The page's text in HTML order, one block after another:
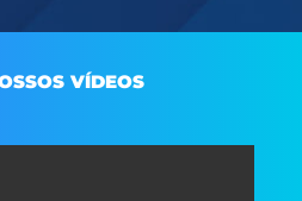
VÍDEOS